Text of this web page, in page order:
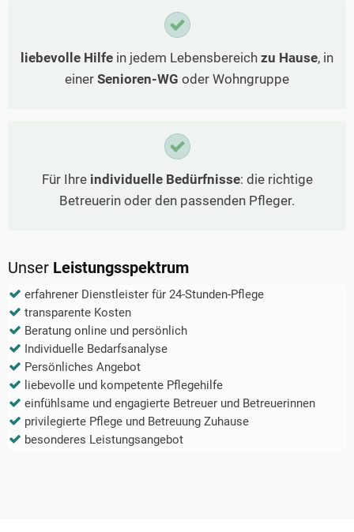
liebevolle Hilfe in jedem Lebensbereich zu Hause, in
einer Senioren-WG oder Wohngruppe
Für Ihre individuelle Bedürfnisse: die richtige
Betreuerin oder den passenden Pfleger.
Unser Leistungsspektrum
erfahrener Dienstleister für 24-Stunden-Pflege
transparente Kosten
Beratung online und persönlich
Individuelle Bedarfsanalyse
Persönliches Angebot
liebevolle und kompetente Pflegehilfe
einfühlsame und engagierte Betreuer und Betreuerinnen
privilegierte Pflege und Betreuung Zuhause
besonderes Leistungsangebot